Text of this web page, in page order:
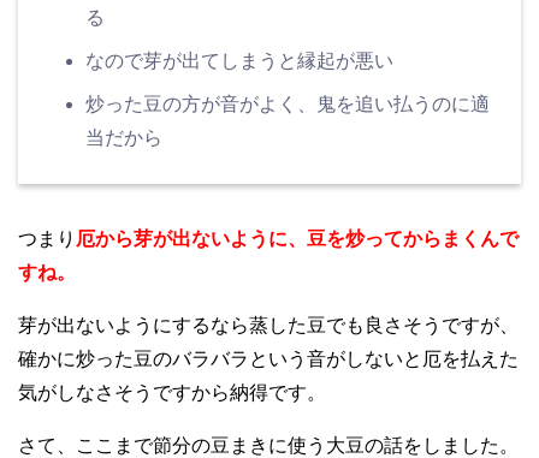
る
なので芽が出てしまうと縁起が悪い
炒った豆の方が音がよく、鬼を追い払うのに適
当だから
つまり 厄から芽が出ないように、豆を炒ってからまくんで
すね。
芽が出ないようにするなら蒸した豆でも良さそうですが、
確かに炒った豆のバラバラという音がしないと厄を払えた
気がしなさそうですから納得です。
さて、ここまで節分の豆まきに使う大豆の話をしました。